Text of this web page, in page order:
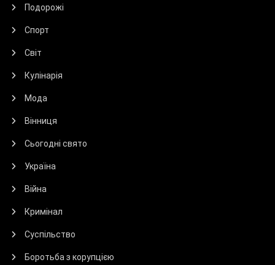
Подорожі
Спорт
Світ
Кулінарія
Мода
Вінниця
Сьогодні свято
Україна
Війна
Кримінал
Суспільство
Боротьба з корупцією